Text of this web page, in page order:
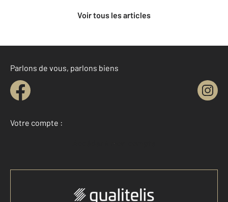
Voir tous les articles
Parlons de vous, parlons biens
Votre compte :
Accéder à mon compte